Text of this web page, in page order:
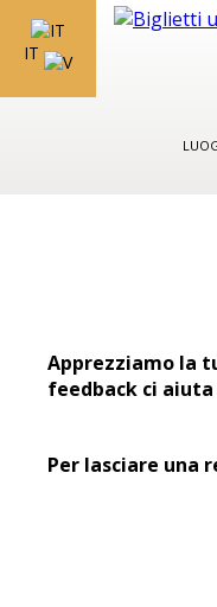
IT
Apprezziamo la
feedback ci
Per lasciare una